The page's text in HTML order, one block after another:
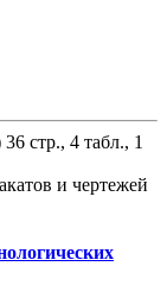
стр., 4 табл., 1
и чертежей